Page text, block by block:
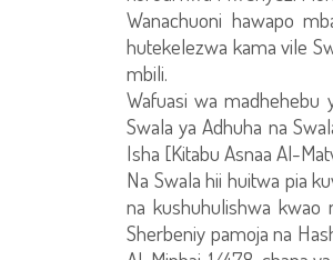
Wanachuoni hawapo
hutekelezwa kama vile
mbili.
Wafuasi wa
Swala ya Adhuha na
Isha [Kitabu Asnaa Al-
Na Swala hii huitwa pia
na kushuhulishwa kwao
Sherbeniy pamoja na